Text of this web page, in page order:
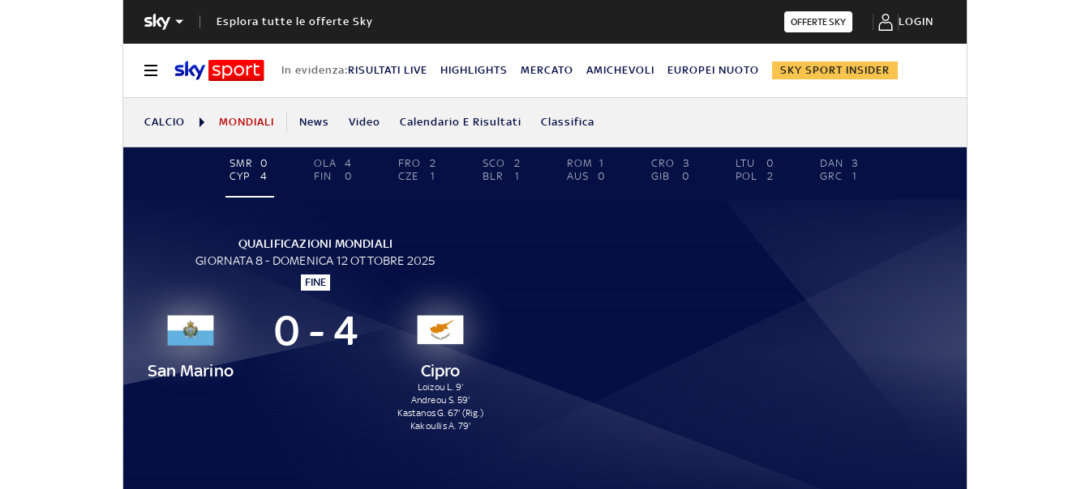
Esplora tutte le offerte Sky OFFERTE SKY LOGIN
In evidenza:RISULTATI LIVE HIGHLIGHTS MERCATO AMICHEVOLI EUROPEI NUOTO SKY SPORT INSIDER
CALCIO MONDIALI News Video Calendario E Risultati Classifica
SMR
0
CYP
4
OLA
4
FIN
0
FRO
2
CZE
1
SCO
2
BLR
1
ROM
1
AUS
0
CRO
3
GIB
0
LTU
0
POL
2
DAN
3
GRC
1
QUALIFICAZIONI MONDIALI
GIORNATA 8 - DOMENICA 12 OTTOBRE 2025
FINE
San Marino
0 - 4
Cipro
Loizou L. 9'
Andreou S. 59'
Kastanos G. 67' (Rig.)
Kakoullis A. 79'